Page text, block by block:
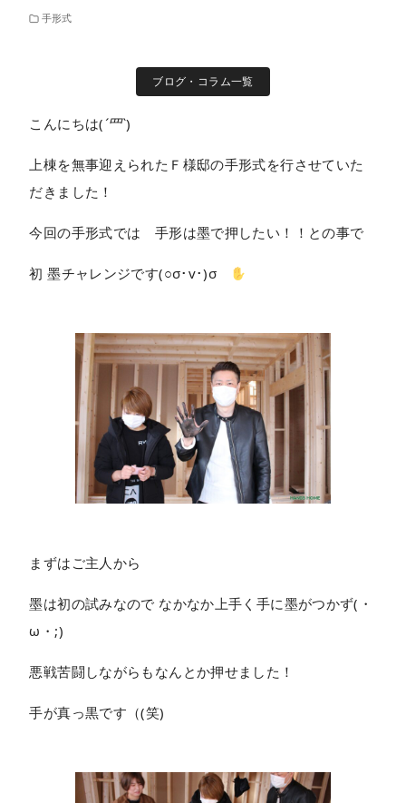
手形式
ブログ・コラム一覧
こんにちは( ´罒`)
上棟を無事迎えられたＦ様邸の手形式を行させていた
だきました！
今回の手形式では 手形は墨で押したい！！との事で
初 墨チャレンジです(○σ･v･)σ
まずはご主人から
墨は初の試みなので なかなか上手く手に墨がつかず(・
ω・;)
悪戦苦闘しながらもなんとか押せました！
手が真っ黒です（(笑)